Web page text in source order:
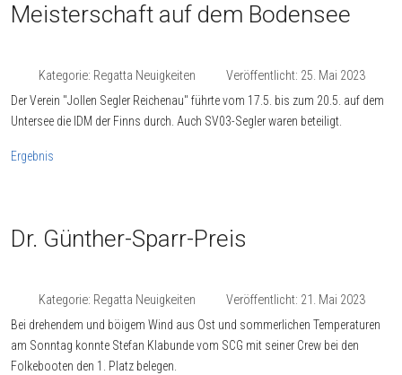
Meisterschaft auf dem Bodensee
Kategorie: Regatta Neuigkeiten Veröffentlicht: 25. Mai 2023
Der Verein "Jollen Segler Reichenau" führte vom 17.5. bis zum 20.5. auf dem
Untersee die IDM der Finns durch. Auch SV03-Segler waren beteiligt.
Ergebnis
Dr. Günther-Sparr-Preis
Kategorie: Regatta Neuigkeiten Veröffentlicht: 21. Mai 2023
Bei drehendem und böigem Wind aus Ost und sommerlichen Temperaturen
am Sonntag konnte Stefan Klabunde vom SCG mit seiner Crew bei den
Folkebooten den 1. Platz belegen.